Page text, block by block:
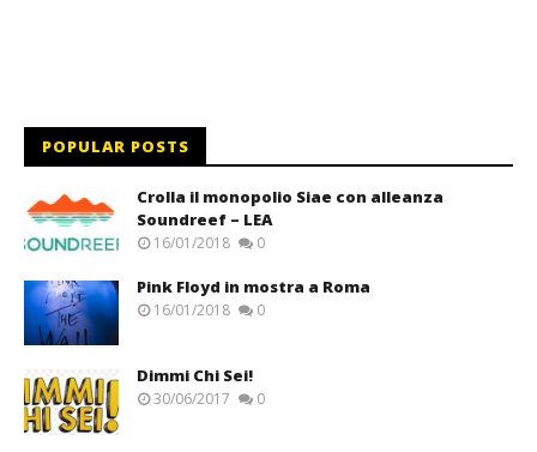
POPULAR POSTS
Crolla il monopolio Siae con alleanza
Soundreef – LEA
16/01/2018 0
Pink Floyd in mostra a Roma
16/01/2018 0
Dimmi Chi Sei!
30/06/2017 0